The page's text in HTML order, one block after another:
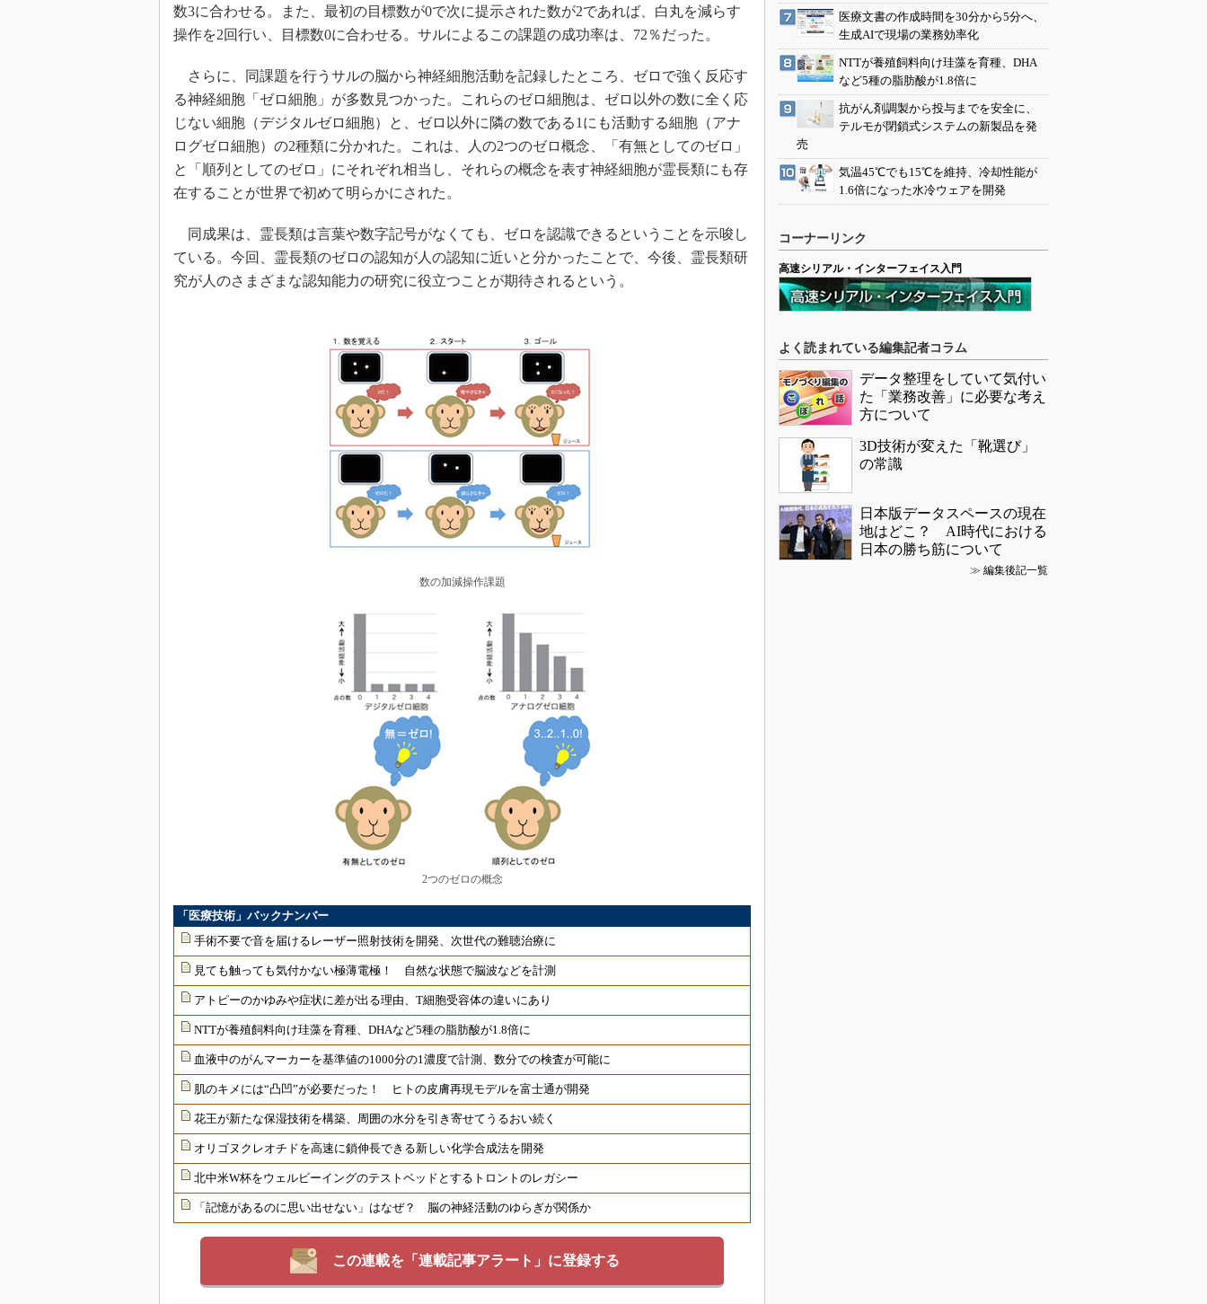
知財マネジメント
グローバル設計・開発
制御セキュリティ
新型コロナへの対応
数3に合わせる。また、最初の目標数が0で次に提示された数が2であれば、白丸を減らす
操作を2回行い、目標数0に合わせる。サルによるこの課題の成功率は、72％だった。
さらに、同課題を行うサルの脳から神経細胞活動を記録したところ、ゼロで強く反応す
る神経細胞「ゼロ細胞」が多数見つかった。これらのゼロ細胞は、ゼロ以外の数に全く応
じない細胞（デジタルゼロ細胞）と、ゼロ以外に隣の数である1にも活動する細胞（アナ
ログゼロ細胞）の2種類に分かれた。これは、人の2つのゼロ概念、「有無としてのゼロ」
と「順列としてのゼロ」にそれぞれ相当し、それらの概念を表す神経細胞が霊長類にも存
在することが世界で初めて明らかにされた。
同成果は、霊長類は言葉や数字記号がなくても、ゼロを認識できるということを示唆し
ている。今回、霊長類のゼロの認知が人の認知に近いと分かったことで、今後、霊長類研
究が人のさまざまな認知能力の研究に役立つことが期待されるという。
数の加減操作課題
2つのゼロの概念
「医療技術」バックナンバー
手術不要で音を届けるレーザー照射技術を開発、次世代の難聴治療に
見ても触っても気付かない極薄電極！ 自然な状態で脳波などを計測
アトピーのかゆみや症状に差が出る理由、T細胞受容体の違いにあり
NTTが養殖飼料向け珪藻を育種、DHAなど5種の脂肪酸が1.8倍に
血液中のがんマーカーを基準値の1000分の1濃度で計測、数分での検査が可能に
肌のキメには“凸凹”が必要だった！ ヒトの皮膚再現モデルを富士通が開発
花王が新たな保湿技術を構築、周囲の水分を引き寄せてうるおい続く
オリゴヌクレオチドを高速に鎖伸長できる新しい化学合成法を開発
北中米W杯をウェルビーイングのテストベッドとするトロントのレガシー
「記憶があるのに思い出せない」はなぜ？ 脳の神経活動のゆらぎが関係か
この連載を「連載記事アラート」に登録する
医療文書の作成時間を30分から5分へ、
生成AIで現場の業務効率化
NTTが養殖飼料向け珪藻を育種、DHA
など5種の脂肪酸が1.8倍に
抗がん剤調製から投与までを安全に、
テルモが閉鎖式システムの新製品を発
売
気温45℃でも15℃を維持、冷却性能が
1.6倍になった水冷ウェアを開発
コーナーリンク
高速シリアル・インターフェイス入門
よく読まれている編集記者コラム
データ整理をしていて気付い
た「業務改善」に必要な考え
方について
3D技術が変えた「靴選び」
の常識
日本版データスペースの現在
地はどこ？ AI時代における
日本の勝ち筋について
≫ 編集後記一覧